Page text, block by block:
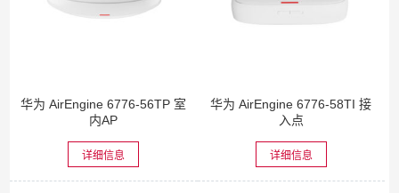
华为 AirEngine 6776-56TP 室
内AP
详细信息
华为 AirEngine 6776-58TI 接
入点
详细信息